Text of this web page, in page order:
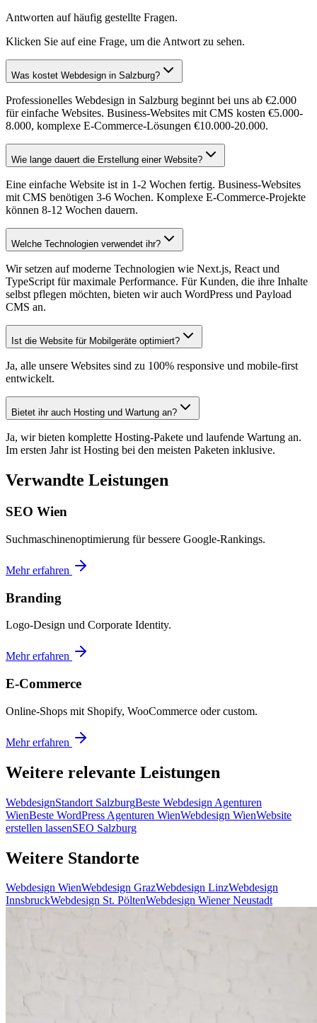
Antworten auf häufig gestellte Fragen.
Klicken Sie auf eine Frage, um die Antwort zu sehen.
Was kostet Webdesign in Salzburg?
Professionelles Webdesign in Salzburg beginnt bei uns ab €2.000
für einfache Websites. Business-Websites mit CMS kosten €5.000-
8.000, komplexe E-Commerce-Lösungen €10.000-20.000.
Wie lange dauert die Erstellung einer Website?
Eine einfache Website ist in 1-2 Wochen fertig. Business-Websites
mit CMS benötigen 3-6 Wochen. Komplexe E-Commerce-Projekte
können 8-12 Wochen dauern.
Welche Technologien verwendet ihr?
Wir setzen auf moderne Technologien wie Next.js, React und
TypeScript für maximale Performance. Für Kunden, die ihre Inhalte
selbst pflegen möchten, bieten wir auch WordPress und Payload
CMS an.
Ist die Website für Mobilgeräte optimiert?
Ja, alle unsere Websites sind zu 100% responsive und mobile-first
entwickelt.
Bietet ihr auch Hosting und Wartung an?
Ja, wir bieten komplette Hosting-Pakete und laufende Wartung an.
Im ersten Jahr ist Hosting bei den meisten Paketen inklusive.
Verwandte Leistungen
SEO Wien
Suchmaschinenoptimierung für bessere Google-Rankings.
Mehr erfahren
Branding
Logo-Design und Corporate Identity.
Mehr erfahren
E-Commerce
Online-Shops mit Shopify, WooCommerce oder custom.
Mehr erfahren
Weitere relevante Leistungen
WebdesignStandort SalzburgBeste Webdesign Agenturen
WienBeste WordPress Agenturen WienWebdesign WienWebsite
erstellen lassenSEO Salzburg
Weitere Standorte
Webdesign WienWebdesign GrazWebdesign LinzWebdesign
InnsbruckWebdesign St. PöltenWebdesign Wiener Neustadt